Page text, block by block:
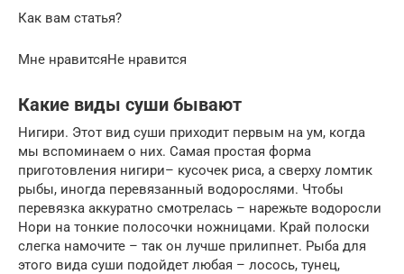
Как вам статья?
Мне нравитсяНе нравится
Какие виды суши бывают
Нигири. Этот вид суши приходит первым на ум, когда
мы вспоминаем о них. Самая простая форма
приготовления нигири– кусочек риса, а сверху ломтик
рыбы, иногда перевязанный водорослями. Чтобы
перевязка аккуратно смотрелась – нарежьте водоросли
Нори на тонкие полосочки ножницами. Край полоски
слегка намочите – так он лучше прилипнет. Рыба для
этого вида суши подойдет любая – лосось, тунец,